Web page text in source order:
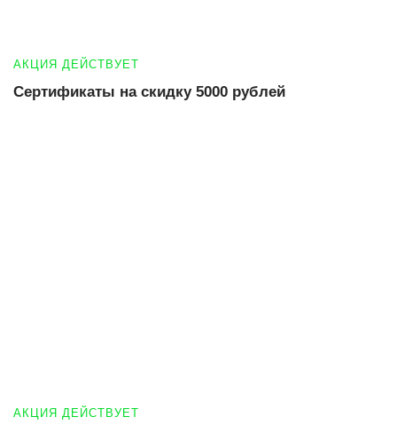
АКЦИЯ ДЕЙСТВУЕТ
Сертификаты на скидку 5000 рублей
АКЦИЯ ДЕЙСТВУЕТ